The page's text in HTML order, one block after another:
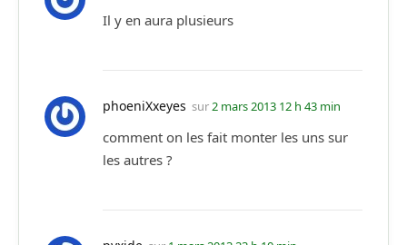
Il y en aura plusieurs
phoeniXxeyes sur2 mars 2013 12 h 43 min
comment on les fait monter les uns sur
les autres ?